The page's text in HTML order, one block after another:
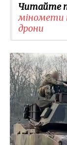
Читайте
міномети
дрони